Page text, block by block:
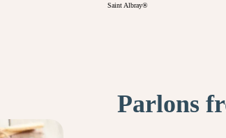
Saint Albray®
Parlons